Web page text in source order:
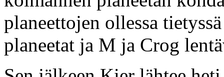
planeettojen ollessa
planeetat ja M ja Crog